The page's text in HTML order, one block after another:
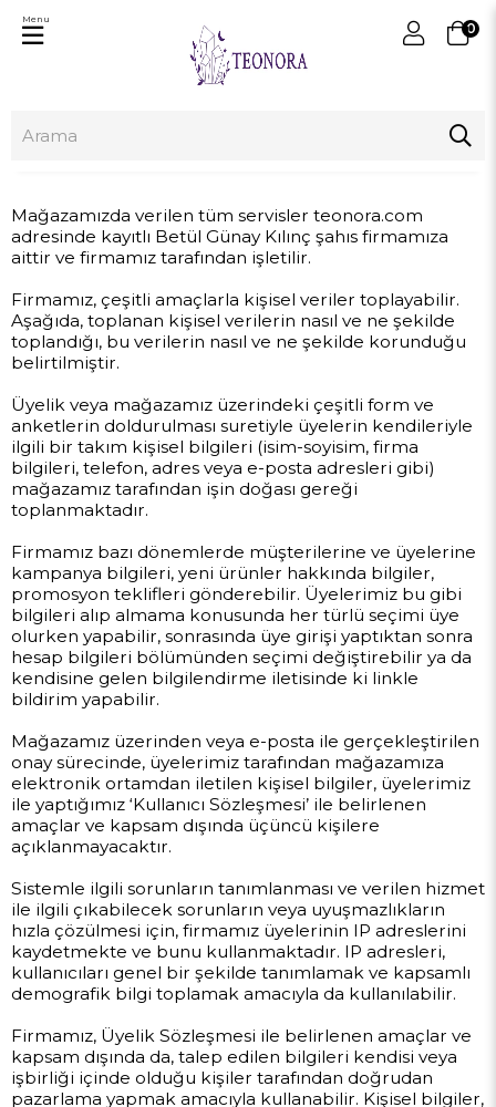
0
Menu
Mağazamızda verilen tüm servisler teonora.com
adresinde kayıtlı Betül Günay Kılınç şahıs firmamıza
aittir ve firmamız tarafından işletilir.
Firmamız, çeşitli amaçlarla kişisel veriler toplayabilir.
Aşağıda, toplanan kişisel verilerin nasıl ve ne şekilde
toplandığı, bu verilerin nasıl ve ne şekilde korunduğu
belirtilmiştir.
Üyelik veya mağazamız üzerindeki çeşitli form ve
anketlerin doldurulması suretiyle üyelerin kendileriyle
ilgili bir takım kişisel bilgileri (isim-soyisim, firma
bilgileri, telefon, adres veya e-posta adresleri gibi)
mağazamız tarafından işin doğası gereği
toplanmaktadır.
Firmamız bazı dönemlerde müşterilerine ve üyelerine
kampanya bilgileri, yeni ürünler hakkında bilgiler,
promosyon teklifleri gönderebilir. Üyelerimiz bu gibi
bilgileri alıp almama konusunda her türlü seçimi üye
olurken yapabilir, sonrasında üye girişi yaptıktan sonra
hesap bilgileri bölümünden seçimi değiştirebilir ya da
kendisine gelen bilgilendirme iletisinde ki linkle
bildirim yapabilir.
Mağazamız üzerinden veya e-posta ile gerçekleştirilen
onay sürecinde, üyelerimiz tarafından mağazamıza
elektronik ortamdan iletilen kişisel bilgiler, üyelerimiz
ile yaptığımız ‘Kullanıcı Sözleşmesi’ ile belirlenen
amaçlar ve kapsam dışında üçüncü kişilere
açıklanmayacaktır.
Sistemle ilgili sorunların tanımlanması ve verilen hizmet
ile ilgili çıkabilecek sorunların veya uyuşmazlıkların
hızla çözülmesi için, firmamız üyelerinin IP adreslerini
kaydetmekte ve bunu kullanmaktadır. IP adresleri,
kullanıcıları genel bir şekilde tanımlamak ve kapsamlı
demografik bilgi toplamak amacıyla da kullanılabilir.
Firmamız, Üyelik Sözleşmesi ile belirlenen amaçlar ve
kapsam dışında da, talep edilen bilgileri kendisi veya
işbirliği içinde olduğu kişiler tarafından doğrudan
pazarlama yapmak amacıyla kullanabilir. Kişisel bilgiler,